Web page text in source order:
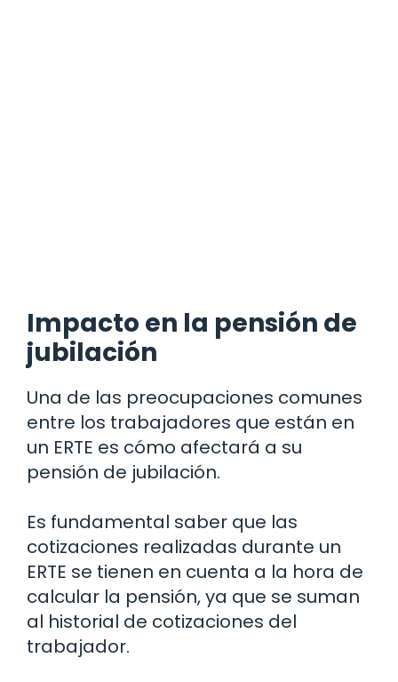
Impacto en la pensión de
jubilación
Una de las preocupaciones comunes
entre los trabajadores que están en
un ERTE es cómo afectará a su
pensión de jubilación.
Es fundamental saber que las
cotizaciones realizadas durante un
ERTE se tienen en cuenta a la hora de
calcular la pensión, ya que se suman
al historial de cotizaciones del
trabajador.